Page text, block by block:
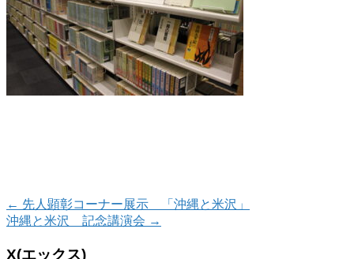
← 先人顕彰コーナー展示 「沖縄と米沢」
沖縄と米沢 記念講演会 →
X(エックス)